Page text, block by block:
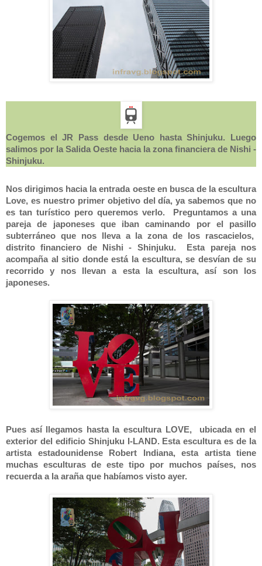
Cogemos el JR Pass desde Ueno hasta Shinjuku. Luego
salimos por la Salida Oeste hacia la zona financiera de Nishi -
Shinjuku.
Nos dirigimos hacia la entrada oeste en busca de la escultura
Love, es nuestro primer objetivo del día, ya sabemos que no
es tan turístico pero queremos verlo. Preguntamos a una
pareja de japoneses que iban caminando por el pasillo
subterráneo que nos lleva a la zona de los rascacielos,
distrito financiero de Nishi - Shinjuku. Esta pareja nos
acompaña al sitio donde está la escultura, se desvían de su
recorrido y nos llevan a esta la escultura, así son los
japoneses.
Pues así llegamos hasta la escultura LOVE, ubicada en el
exterior del edificio Shinjuku I-LAND. Esta escultura es de la
artista estadounidense Robert Indiana, esta artista tiene
muchas esculturas de este tipo por muchos países, nos
recuerda a la araña que habíamos visto ayer.